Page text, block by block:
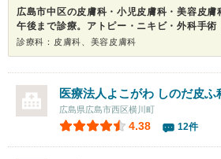
広島市中区の皮膚科・小児皮膚科・美容皮膚
午後まで診療。アトピー・ニキビ・外科手術
診療科：皮膚科、美容皮膚科
医療法人よこがわ しのだ皮ふ
広島県広島市西区横川町
4.38 12件